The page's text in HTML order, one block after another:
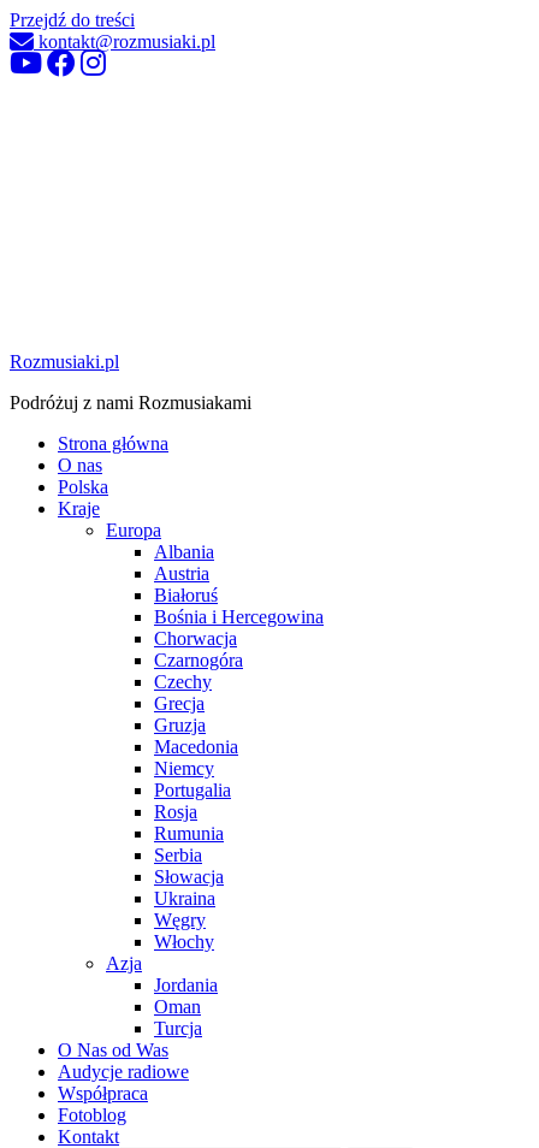
Przejdź do treści
kontakt@rozmusiaki.pl
Rozmusiaki.pl
Podróżuj z nami Rozmusiakami
Strona główna
O nas
Polska
Kraje
Europa
Albania
Austria
Białoruś
Bośnia i Hercegowina
Chorwacja
Czarnogóra
Czechy
Grecja
Gruzja
Macedonia
Niemcy
Portugalia
Rosja
Rumunia
Serbia
Słowacja
Ukraina
Węgry
Włochy
Azja
Jordania
Oman
Turcja
O Nas od Was
Audycje radiowe
Współpraca
Fotoblog
Kontakt